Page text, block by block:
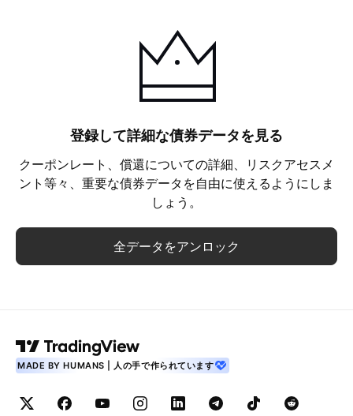
登録して詳細な債券データを見る
クーポンレート、償還についての詳細、リスクアセスメ
ント等々、重要な債券データを自由に使えるようにしま
しょう。
全データをアンロック
MADE BY HUMANS | 人の手で作られています